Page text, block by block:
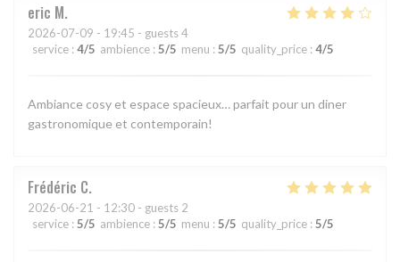
eric M
2026-07-09 - 19:45 - guests 4
service : 4/5 ambience : 5/5 menu : 5/5 quality_price : 4/5
Ambiance cosy et espace spacieux… parfait pour un diner
gastronomique et contemporain!
Frédéric C
2026-06-21 - 12:30 - guests 2
service : 5/5 ambience : 5/5 menu : 5/5 quality_price : 5/5